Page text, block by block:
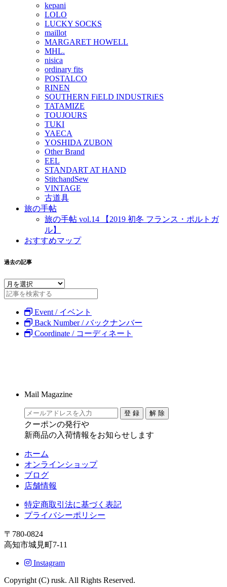
kepani
LOLO
LUCKY SOCKS
maillot
MARGARET HOWELL
MHL.
nisica
ordinary fits
POSTALCO
RINEN
SOUTHERN FiELD INDUSTRiES
TATAMIZE
TOUJOURS
TUKI
YAECA
YOSHIDA ZUBON
Other Brand
EEL
STANDART AT HAND
StitchandSew
VINTAGE
古道具
旅の手帖
旅の手帖 vol.14 【2019 初冬 フランス・ポルトガ
ル】
おすすめマップ
過去の記事
Event / イベント
Back Number / バックナンバー
Coordinate / コーディネート
Mail Magazine
クーポンの発行や
新商品の入荷情報をお知らせします
ホーム
オンラインショップ
ブログ
店舗情報
特定商取引法に基づく表記
プライバシーポリシー
〒780-0824
高知市城見町7-11
Instagram
Copyright (C) rusk. All Rights Reserved.